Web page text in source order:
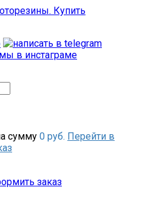
сумму 0 руб. Перейти в
заказ